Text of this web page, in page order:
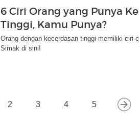
6 Ciri Orang yang Punya
Tinggi, Kamu Punya?
Orang dengan kecerdasan tinggi memiliki ciri-
Simak di sini!
2 3 4 5